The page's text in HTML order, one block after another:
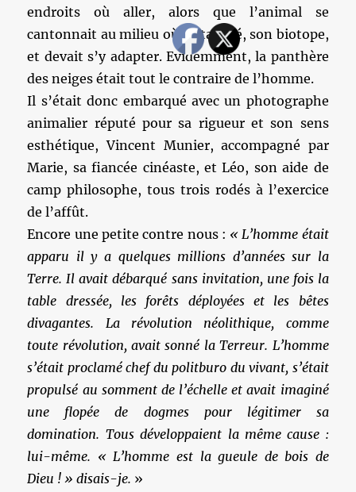
endroits où aller, alors que l’animal se
cantonnait au milieu où il était né, son biotope,
et devait s’y adapter. Evidemment, la panthère
des neiges était tout le contraire de l’homme.
Il s’était donc embarqué avec un photographe
animalier réputé pour sa rigueur et son sens
esthétique, Vincent Munier, accompagné par
Marie, sa fiancée cinéaste, et Léo, son aide de
camp philosophe, tous trois rodés à l’exercice
de l’affût.
Encore une petite contre nous : « L’homme était
apparu il y a quelques millions d’années sur la
Terre. Il avait débarqué sans invitation, une fois la
table dressée, les forêts déployées et les bêtes
divagantes. La révolution néolithique, comme
toute révolution, avait sonné la Terreur. L’homme
s’était proclamé chef du politburo du vivant, s’était
propulsé au somment de l’échelle et avait imaginé
une flopée de dogmes pour légitimer sa
domination. Tous développaient la même cause :
lui-même. « L’homme est la gueule de bois de
Dieu ! » disais-je. »